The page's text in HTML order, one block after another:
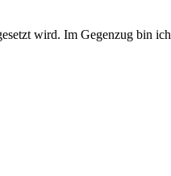
wird. Im Gegenzug bin